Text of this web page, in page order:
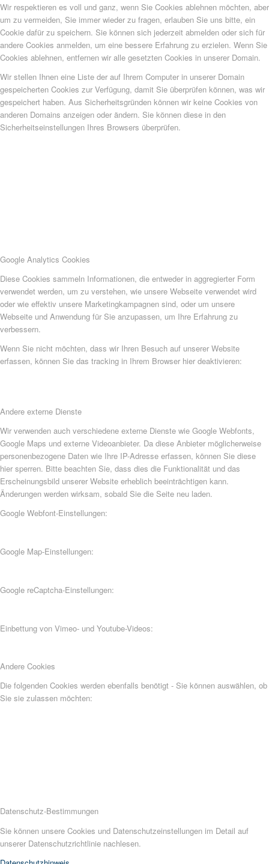
Wir respektieren es voll und ganz, wenn Sie Cookies ablehnen möchten, aber
um zu vermeiden, Sie immer wieder zu fragen, erlauben Sie uns bitte, ein
Cookie dafür zu speichern. Sie können sich jederzeit abmelden oder sich für
andere Cookies anmelden, um eine bessere Erfahrung zu erzielen. Wenn Sie
Cookies ablehnen, entfernen wir alle gesetzten Cookies in unserer Domain.
Wir stellen Ihnen eine Liste der auf Ihrem Computer in unserer Domain
gespeicherten Cookies zur Verfügung, damit Sie überprüfen können, was wir
gespeichert haben. Aus Sicherheitsgründen können wir keine Cookies von
anderen Domains anzeigen oder ändern. Sie können diese in den
Sicherheitseinstellungen Ihres Browsers überprüfen.
Google Analytics Cookies
Diese Cookies sammeln Informationen, die entweder in aggregierter Form
verwendet werden, um zu verstehen, wie unsere Webseite verwendet wird
oder wie effektiv unsere Marketingkampagnen sind, oder um unsere
Webseite und Anwendung für Sie anzupassen, um Ihre Erfahrung zu
verbessern.
Wenn Sie nicht möchten, dass wir Ihren Besuch auf unserer Website
erfassen, können Sie das tracking in Ihrem Browser hier deaktivieren:
Andere externe Dienste
Wir verwenden auch verschiedene externe Dienste wie Google Webfonts,
Google Maps und externe Videoanbieter. Da diese Anbieter möglicherweise
personenbezogene Daten wie Ihre IP-Adresse erfassen, können Sie diese
hier sperren. Bitte beachten Sie, dass dies die Funktionalität und das
Erscheinungsbild unserer Website erheblich beeinträchtigen kann.
Änderungen werden wirksam, sobald Sie die Seite neu laden.
Google Webfont-Einstellungen:
Google Map-Einstellungen:
Google reCaptcha-Einstellungen:
Einbettung von Vimeo- und Youtube-Videos:
Andere Cookies
Die folgenden Cookies werden ebenfalls benötigt - Sie können auswählen, ob
Sie sie zulassen möchten:
Datenschutz-Bestimmungen
Sie können unsere Cookies und Datenschutzeinstellungen im Detail auf
unserer Datenschutzrichtlinie nachlesen.